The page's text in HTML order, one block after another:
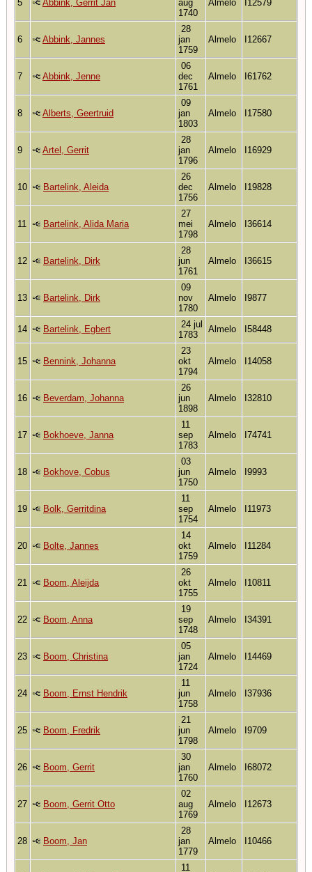
5 Abbink, Gerrit Jan
aug
1740
Almelo I12579
6 Abbink, Jannes
28
jan
1759
Almelo I12667
7 Abbink, Jenne
06
dec
1761
Almelo I61762
8 Alberts, Geertruid
09
jan
1803
Almelo I17580
9 Artel, Gerrit
28
jan
1796
Almelo I16929
10 Bartelink, Aleida
26
dec
1756
Almelo I19828
11 Bartelink, Alida Maria
27
mei
1798
Almelo I36614
12 Bartelink, Dirk
28
jun
1761
Almelo I36615
13 Bartelink, Dirk
09
nov
1780
Almelo I9877
14 Bartelink, Egbert
24 jul
1783
Almelo I58448
15 Bennink, Johanna
23
okt
1794
Almelo I14058
16 Beverdam, Johanna
26
jun
1898
Almelo I32810
17 Bokhoeve, Janna
11
sep
1783
Almelo I74741
18 Bokhove, Cobus
03
jun
1750
Almelo I9993
19 Bolk, Gerritdina
11
sep
1754
Almelo I11973
20 Bolte, Jannes
14
okt
1759
Almelo I11284
21 Boom, Aleijda
26
okt
1755
Almelo I10811
22 Boom, Anna
19
sep
1748
Almelo I34391
23 Boom, Christina
05
jan
1724
Almelo I14469
24 Boom, Ernst Hendrik
11
jun
1758
Almelo I37936
25 Boom, Fredrik
21
jun
1798
Almelo I9709
26 Boom, Gerrit
30
jan
1760
Almelo I68072
27 Boom, Gerrit Otto
02
aug
1769
Almelo I12673
28 Boom, Jan
28
jan
1779
Almelo I10466
11